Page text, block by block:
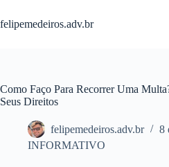
para
o
felipemedeiros.adv.br
Como Faço Para Recorrer Uma
Seus Direitos
felipemedeiros.adv.br
8
INFORMATIVO